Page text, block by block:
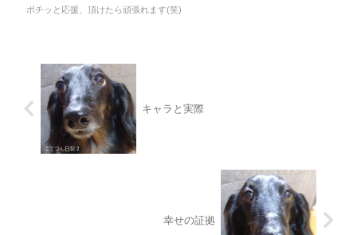
ポチッと応援、頂けたら頑張れます(笑)
キャラと実際
幸せの証拠